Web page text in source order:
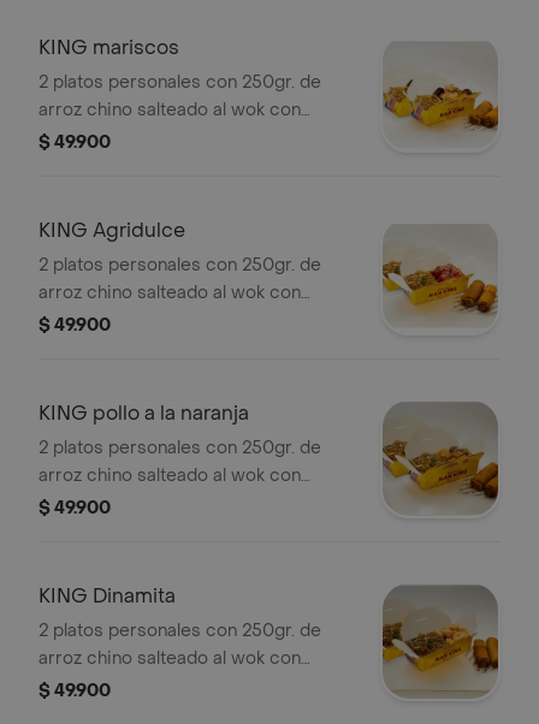
de vegetales.
KING mariscos
2 platos personales con 250gr. de
arroz chino salteado al wok con
cebollín y raíces, acompañado de
vegetales.
$ 49.900
KING Agridulce
2 platos personales con 250gr. de
arroz chino salteado al wok con
cebollín y raíces, acompañado de un
vegetales.
$ 49.900
KING pollo a la naranja
2 platos personales con 250gr. de
arroz chino salteado al wok con
cebollín y raíces, acompañado de un
$ 49.900
KING Dinamita
2 platos personales con 250gr. de
arroz chino salteado al wok con
cebollín y raíces, acompañado de
$ 49.900